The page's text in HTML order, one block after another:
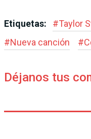
Etiquetas: #Taylor
#Nueva canción #
Déjanos tus